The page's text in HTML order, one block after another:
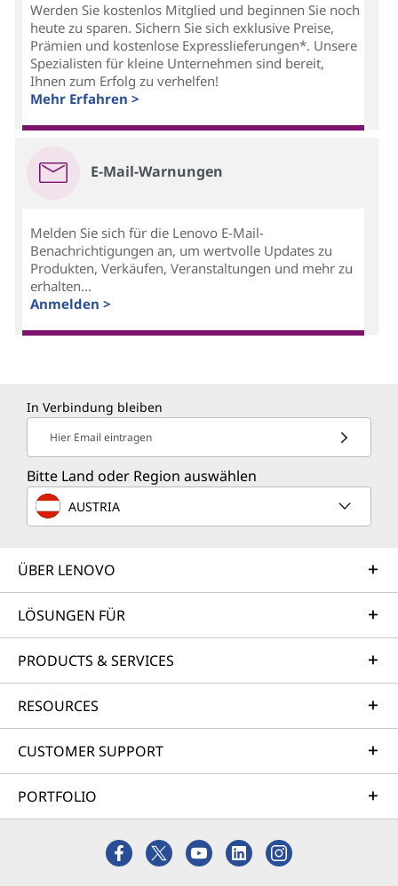
Werden Sie kostenlos Mitglied und beginnen Sie noch
heute zu sparen. Sichern Sie sich exklusive Preise,
Prämien und kostenlose Expresslieferungen*. Unsere
Spezialisten für kleine Unternehmen sind bereit,
Ihnen zum Erfolg zu verhelfen!
Mehr Erfahren >
E-Mail-Warnungen
Melden Sie sich für die Lenovo E-Mail-
Benachrichtigungen an, um wertvolle Updates zu
Produkten, Verkäufen, Veranstaltungen und mehr zu
erhalten...
Anmelden >
In Verbindung bleiben
Hier Email eintragen
Bitte Land oder Region auswählen
AUSTRIA
ÜBER LENOVO
LÖSUNGEN FÜR
PRODUCTS & SERVICES
RESOURCES
CUSTOMER SUPPORT
PORTFOLIO